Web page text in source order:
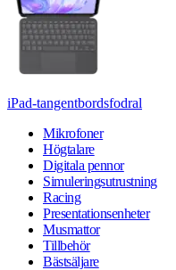
iPad-tangentbordsfodral
Mikrofoner
Högtalare
Digitala pennor
Simuleringsutrustning
Racing
Presentationsenheter
Musmattor
Tillbehör
Bästsäljare